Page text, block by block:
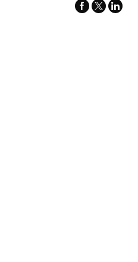
facebook
x-
linkedin